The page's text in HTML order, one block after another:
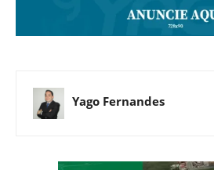
Yago Fernandes